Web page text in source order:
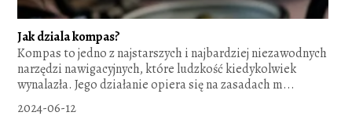
Jak dziala kompas?
Kompas to jedno z najstarszych i najbardziej niezawodnych
narzędzi nawigacyjnych, które ludzkość kiedykolwiek
wynalazła. Jego działanie opiera się na zasadach m...
2024-06-12